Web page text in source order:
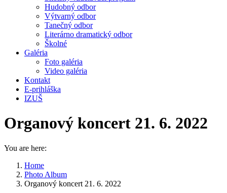
Hudobný odbor
Výtvarný odbor
Tanečný odbor
Literárno dramatický odbor
Školné
Galéria
Foto galéria
Video galéria
Kontakt
E-prihláška
IZUŠ
Organový koncert 21. 6. 2022
You are here:
Home
Photo Album
Organový koncert 21. 6. 2022